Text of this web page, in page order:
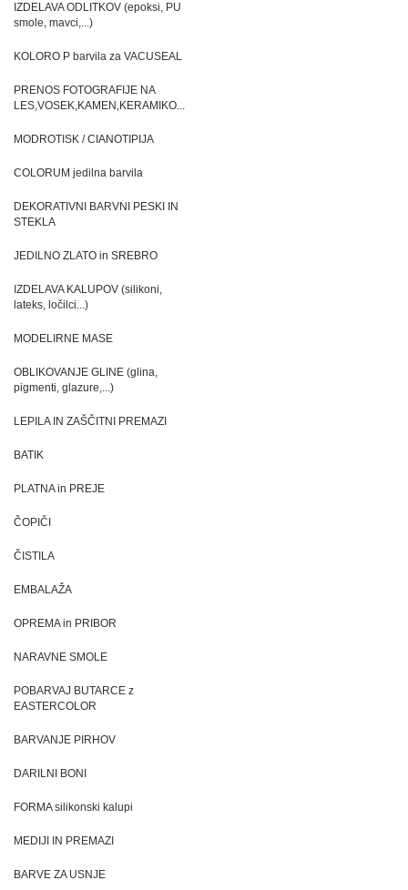
IZDELAVA ODLITKOV (epoksi, PU
smole, mavci,...)
KOLORO P barvila za VACUSEAL
PRENOS FOTOGRAFIJE NA
LES,VOSEK,KAMEN,KERAMIKO...
MODROTISK / CIANOTIPIJA
COLORUM jedilna barvila
DEKORATIVNI BARVNI PESKI IN
STEKLA
JEDILNO ZLATO in SREBRO
IZDELAVA KALUPOV (silikoni,
lateks, ločilci...)
MODELIRNE MASE
OBLIKOVANJE GLINE (glina,
pigmenti, glazure,...)
LEPILA IN ZAŠČITNI PREMAZI
BATIK
PLATNA in PREJE
ČOPIČI
ČISTILA
EMBALAŽA
OPREMA in PRIBOR
NARAVNE SMOLE
POBARVAJ BUTARCE z
EASTERCOLOR
BARVANJE PIRHOV
DARILNI BONI
FORMA silikonski kalupi
MEDIJI IN PREMAZI
BARVE ZA USNJE